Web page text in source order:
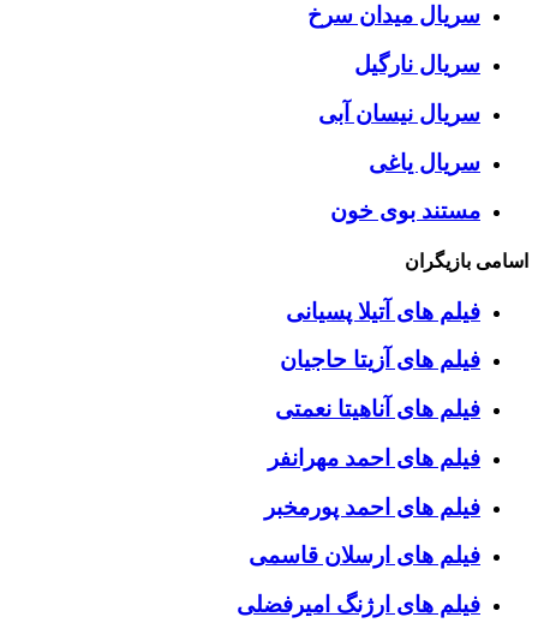
سریال میدان سرخ
سریال نارگیل
سریال نیسان آبی
سریال یاغی
مستند بوی خون
اسامی بازیگران
فیلم های آتیلا پسیانی
فیلم های آزیتا حاجیان
فیلم های آناهیتا نعمتی
فیلم های احمد مهرانفر
فیلم های احمد پورمخبر
فیلم های ارسلان قاسمی
فیلم های ارژنگ امیرفضلی